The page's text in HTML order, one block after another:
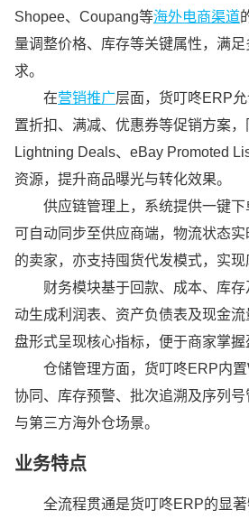
Shopee、Coupang等海外电商渠道
量调整价格、库存等关键属性，满
求。
在营销推广层面，货叮咚ERP
置折扣、满减、优惠券等促销方案
Lightning Deals、eBay Promoted
资源，提升商品曝光与转化效果。
供应链管理上，系统提供一键
可自动同步至供应商端，物流状态
的卖家，亦支持囤货代发模式，实现
财务模块基于回款、成本、库
动生成利润表、资产负债表及现金
盘形式呈现核心指标，便于商家掌握
仓储管理方面，货叮咚ERP内
协同、库存预警、批次追溯及序列
与第三方海外仓场景。
业务特点
全流程贯通是货叮咚ERP的显著